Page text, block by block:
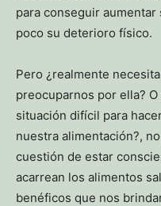
para conseguir
poco su deterioro físico.
Pero ¿realmente
preocuparnos por ella?
situación difícil para
nuestra alimentación?,
cuestión de estar
acarrean los alimentos
benéficos que nos